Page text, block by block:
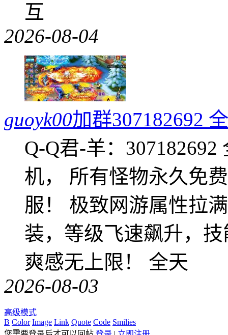
互
2026-08-04
guoyk00加群307182692
Q-Q君-羊：
机， 所有怪物永久免
服！ 极致网游属性拉
装，等级飞速飙升，
爽感无上限！ 全天
2026-08-03
高级模式
B Color Image Link Quote Code Smilies